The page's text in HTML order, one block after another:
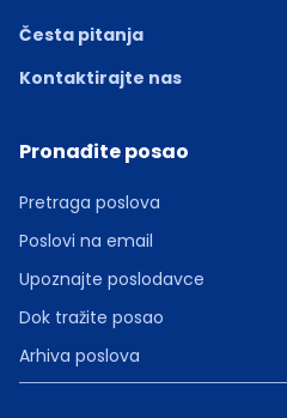
Česta pitanja
Kontaktirajte nas
Pronađite posao
Pretraga poslova
Poslovi na email
Upoznajte poslodavce
Dok tražite posao
Arhiva poslova